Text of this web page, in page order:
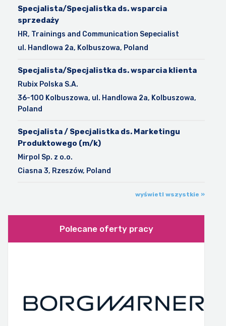
Specjalista/Specjalistka ds. wsparcia
sprzedaży
HR, Trainings and Communication Sepecialist
ul. Handlowa 2a, Kolbuszowa, Poland
Specjalista/Specjalistka ds. wsparcia klienta
Rubix Polska S.A.
36-100 Kolbuszowa, ul. Handlowa 2a, Kolbuszowa,
Poland
Specjalista / Specjalistka ds. Marketingu
Produktowego (m/k)
Mirpol Sp. z o.o.
Ciasna 3, Rzeszów, Poland
wyświetl wszystkie »
Polecane oferty pracy